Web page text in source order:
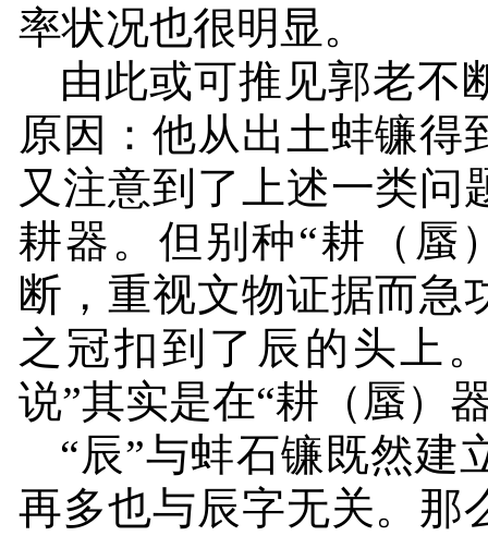
率状况也很明显。
由此或可推见郭老不
原因：他从出土蚌镰得
又注意到了上述一类问
耕器。但别种“耕（蜃
断，重视文物证据而急
之冠扣到了辰的头上
说”其实是在“耕（蜃）
“辰”与蚌石镰既然建
再多也与辰字无关。那